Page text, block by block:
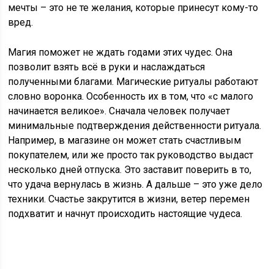
мечты – это не те желания, которые принесут кому-то
вред.
Магия поможет не ждать годами этих чудес. Она
позволит взять всё в руки и наслаждаться
полученными благами. Магические ритуалы работают
словно воронка. Особенность их в том, что «с малого
начинается великое». Сначала человек получает
минимальные подтверждения действенности ритуала.
Например, в магазине он может стать счастливым
покупателем, или же просто так руководство выдаст
несколько дней отпуска. Это заставит поверить в то,
что удача вернулась в жизнь. А дальше – это уже дело
техники. Счастье закрутится в жизни, ветер перемен
подхватит и начнут происходить настоящие чудеса.